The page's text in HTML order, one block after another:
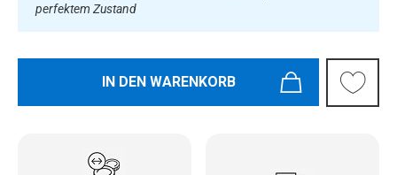
perfektem Zustand
IN DEN WARENKORB